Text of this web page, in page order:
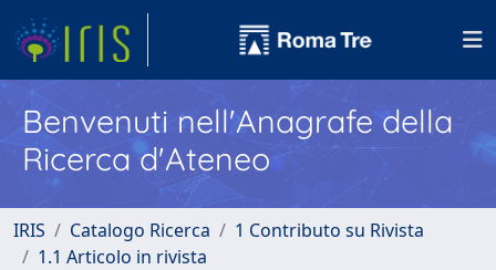
Benvenuti nell'Anagrafe della
Ricerca d'Ateneo
IRIS Catalogo Ricerca
1 Contributo su Rivista
1.1 Articolo in rivista